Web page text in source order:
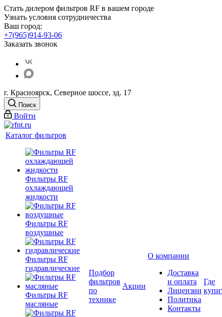
Стать дилером фильтров RF в вашем городе
Узнать условия сотрудничества
Ваш город:
+7(965)914-93-06
Заказать звонок
г. Красноярск, Северное шоссе, зд. 17
Поиск
Войти
Каталог фильтров
Фильтры RF
охлаждающей
жидкости
Фильтры RF
воздушные
Фильтры RF
гидравлические
Фильтры RF
масляные
Подбор
фильтров
по
технике
Акции
О компании
Доставка
и оплата
Лицензии
Политика
Контакты
Где